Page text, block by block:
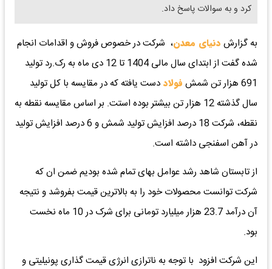
کرد و به سوالات پاسخ داد.
به گزارش دنیای معدن، شرکت در خصوص فروش و اقدامات انجام
شده گفت از ابتدای سال مالی 1404 تا 12 دی ماه به رک.رد تولید
691 هزار تن شمش
فولاد دست یافته که در مقایسه با کل تولید
سال گذشته 12 هزار تن بیشتر بوده استت. بر اساس مقایسه نقطه به
نقطه، شرکت 18 درصد افزایش تولید شمش و 6 درصد افزایش تولید
در آهن اسفنجی داشته است.
از تابستان شاهد رشد عوامل بهای تمام شده بودیم ضمن ان که
شرکت توانست محصولات خود را به بالاترین قیمت بفروشد و نتیجه
آن درآمد 23.7 هزار میلیارد تومانی برای شرک در 10 ماه نخست
بود.
این شرکت افزود با توجه به ناترازی انرژی قیمت گذاری پونیلیتی و